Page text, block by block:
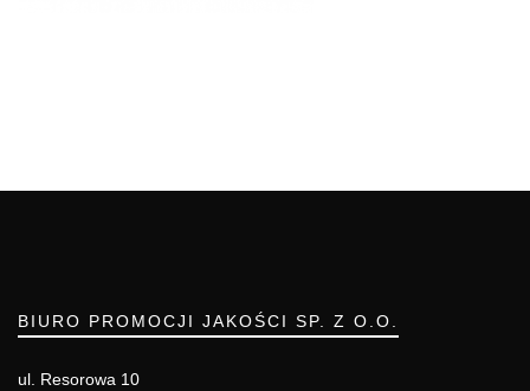
BIURO PROMOCJI JAKOŚCI SP. Z O.O.
ul. Resorowa 10